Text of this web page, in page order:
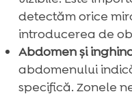
detectăm orice
introducerea de
Abdomen și
abdomenului
specifică. Zonele